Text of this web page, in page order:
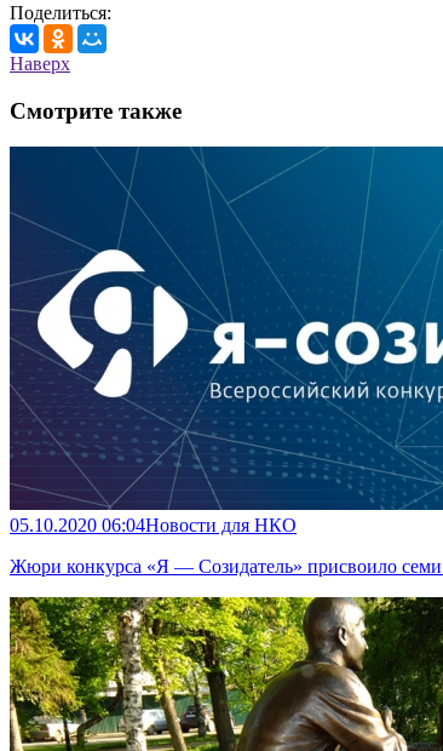
Поделиться:
Наверх
Смотрите также
05.10.2020 06:04Новости для НКО
Жюри конкурса «Я — Созидатель» присвоило семи